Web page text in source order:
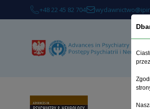
+48 22 45 82 704